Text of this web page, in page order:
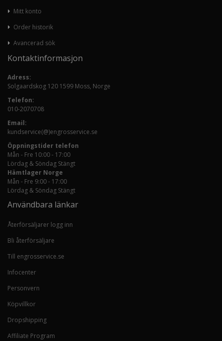
Mitt konto
Order historik
Avancerad sök
Kontaktinformasjon
Adress:
Solgaardskog 120 1599 Moss, Norge
Telefon:
010-2070708
Email:
kundservice(@)engrosservice.se
Öppningstider telefon
Mån - Fre 10:00 - 17:00
Lördag & Söndag Stängt
Hämtlager Norge
Mån - Fre 9:00 - 17:00
Lördag & Söndag Stängt
Användbara länkar
Återförsäljarer logg inn
Bli återförsäljare
Till engrosservice.se
Infocenter
Personvern
Köpvillkor
Dropshipping
Affiliate Program